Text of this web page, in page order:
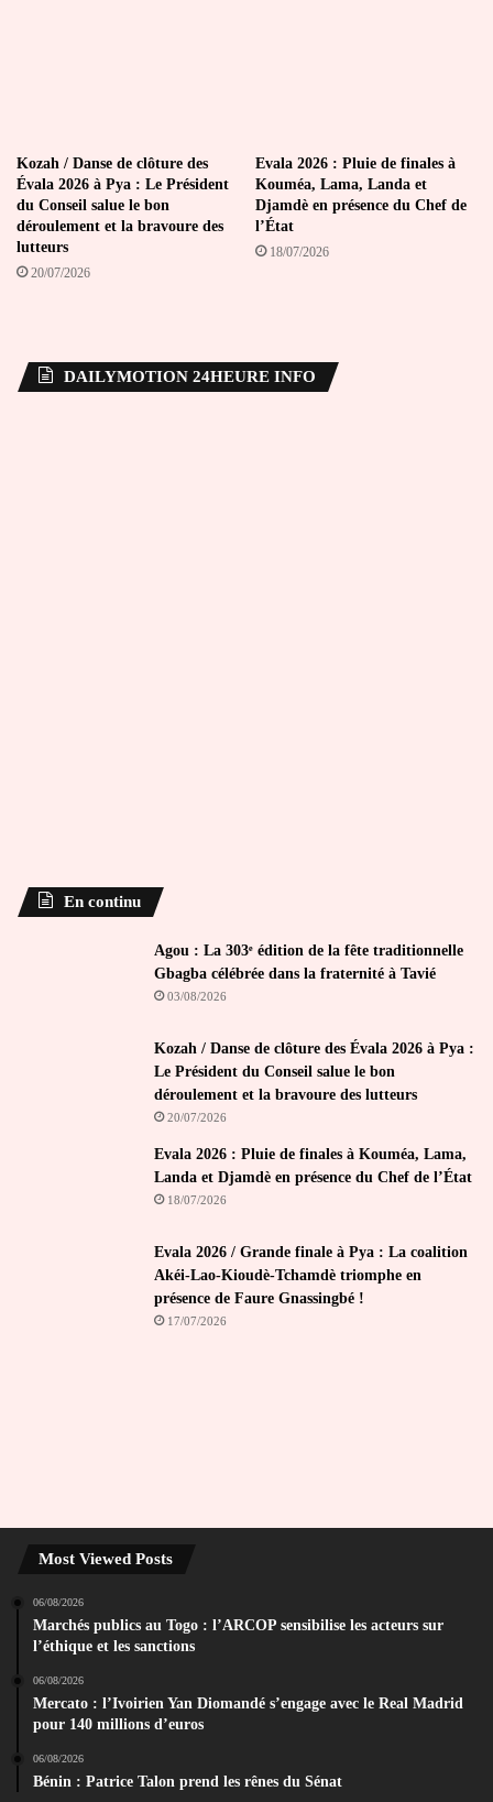
Kozah / Danse de clôture des
Évala 2026 à Pya : Le Président
du Conseil salue le bon
déroulement et la bravoure des
lutteurs
20/07/2026
Evala 2026 : Pluie de finales à
Kouméa, Lama, Landa et
Djamdè en présence du Chef de
l’État
18/07/2026
DAILYMOTION 24HEURE INFO
En continu
Agou : La 303ᵉ édition de la fête traditionnelle
Gbagba célébrée dans la fraternité à Tavié
03/08/2026
Kozah / Danse de clôture des Évala 2026 à Pya :
Le Président du Conseil salue le bon
déroulement et la bravoure des lutteurs
20/07/2026
Evala 2026 : Pluie de finales à Kouméa, Lama,
Landa et Djamdè en présence du Chef de l’État
18/07/2026
Evala 2026 / Grande finale à Pya : La coalition
Akéi-Lao-Kioudè-Tchamdè triomphe en
présence de Faure Gnassingbé !
17/07/2026
Most Viewed Posts
06/08/2026
Marchés publics au Togo : l’ARCOP sensibilise les acteurs sur
l’éthique et les sanctions
06/08/2026
Mercato : l’Ivoirien Yan Diomandé s’engage avec le Real Madrid
pour 140 millions d’euros
06/08/2026
Bénin : Patrice Talon prend les rênes du Sénat